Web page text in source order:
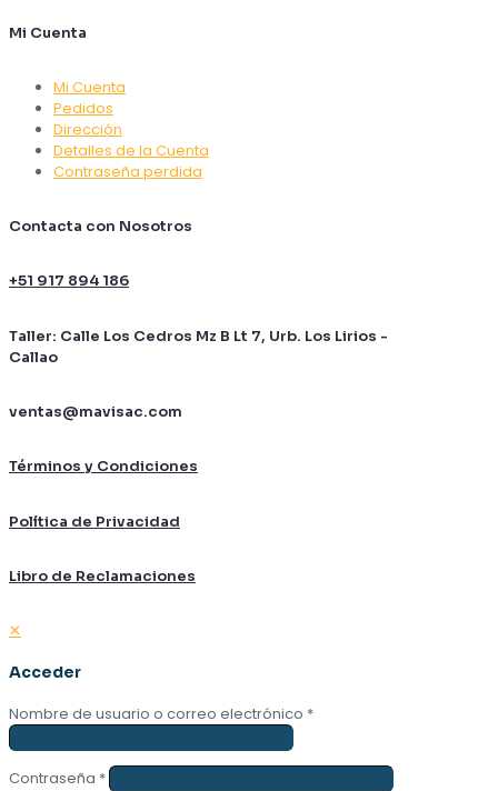
Mi Cuenta
Mi Cuenta
Pedidos
Dirección
Detalles de la Cuenta
Contraseña perdida
Contacta con Nosotros
+51 917 894 186
Taller: Calle Los Cedros Mz B Lt 7, Urb. Los Lirios -
Callao
ventas@mavisac.com
Términos y Condiciones
Política de Privacidad
Libro de Reclamaciones
✕
Acceder
Nombre de usuario o correo electrónico *
Contraseña *